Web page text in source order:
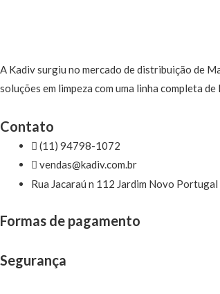
A Kadiv surgiu no mercado de distribuição de
soluções em limpeza com uma linha completa
Contato
(11) 94798-1072
vendas@kadiv.com.br
Rua Jacaraú n 112 Jardim Novo
Formas de pagamento
Segurança